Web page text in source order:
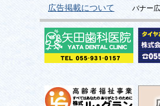
広告掲載について バナー